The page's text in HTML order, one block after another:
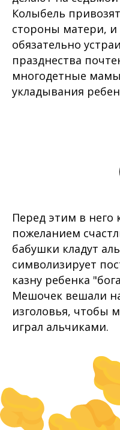
Колыбель
стороны матери, и
обязательно
празднества
многодетные
укладывания
Перед этим в него
пожеланием
бабушки кладут
символизирует
казну ребенка
Мешочек вешали
изголовья, чтобы
играл альчиками.